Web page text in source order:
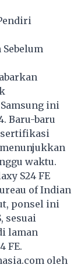
Sebelum
ini
Baru-baru
sertifikasi
waktu.
S24 FE
of Indian
ponsel ini
sesuai
laman
FE.
oleh